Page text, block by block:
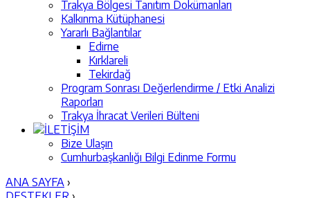
Trakya Bölgesi Tanıtım Dokümanları
Kalkınma Kütüphanesi
Yararlı Bağlantılar
Edirne
Kırklareli
Tekirdağ
Program Sonrası Değerlendirme / Etki Analizi
Raporları
Trakya İhracat Verileri Bülteni
İLETİŞİM
Bize Ulaşın
Cumhurbaşkanlığı Bilgi Edinme Formu
ANA SAYFA ›